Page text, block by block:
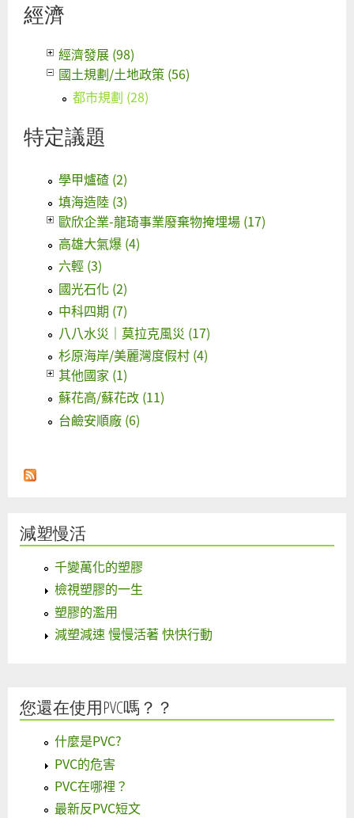
經濟
經濟發展 (98)
國土規劃/土地政策 (56)
都市規劃 (28)
特定議題
學甲爐碴 (2)
填海造陸 (3)
歐欣企業-龍琦事業廢棄物掩埋場 (17)
高雄大氣爆 (4)
六輕 (3)
國光石化 (2)
中科四期 (7)
八八水災｜莫拉克風災 (17)
杉原海岸/美麗灣度假村 (4)
其他國家 (1)
蘇花高/蘇花改 (11)
台鹼安順廠 (6)
減塑慢活
千變萬化的塑膠
檢視塑膠的一生
塑膠的濫用
減塑減速 慢慢活著 快快行動
您還在使用PVC嗎？？
什麼是PVC?
PVC的危害
PVC在哪裡？
最新反PVC短文